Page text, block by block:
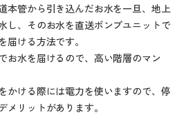
本管から引き込んだお水を一旦、地上
し、そのお水を直送ポンプユニットで
届ける方法です。
お水を届けるので、高い階層のマン
かける際には電力を使いますので、停
メリットがあります。